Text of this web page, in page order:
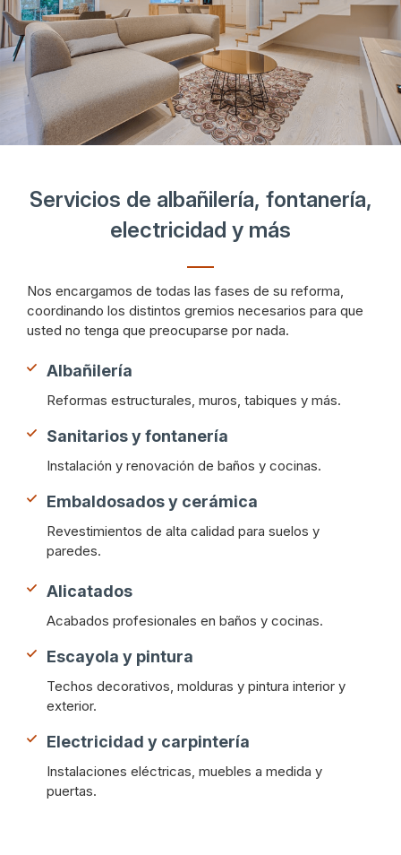
Servicios de albañilería, fontanería,
electricidad y más
Nos encargamos de todas las fases de su reforma,
coordinando los distintos gremios necesarios para que
usted no tenga que preocuparse por nada.
Albañilería
Reformas estructurales, muros, tabiques y más.
Sanitarios y fontanería
Instalación y renovación de baños y cocinas.
Embaldosados y cerámica
Revestimientos de alta calidad para suelos y
paredes.
Alicatados
Acabados profesionales en baños y cocinas.
Escayola y pintura
Techos decorativos, molduras y pintura interior y
exterior.
Electricidad y carpintería
Instalaciones eléctricas, muebles a medida y
puertas.